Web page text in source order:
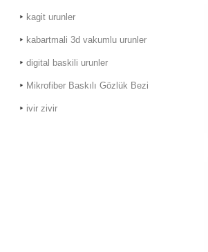
kagit urunler
kabartmali 3d vakumlu urunler
digital baskili urunler
Mikrofiber Baskılı Gözlük Bezi
ivir zivir